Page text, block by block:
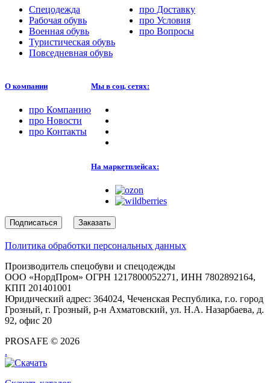
Спецодежда
Рабочая обувь
Военная обувь
Туристическая обувь
Повседневная обувь
про Доставку
про Условия
про Вопросы
О компании
про Компанию
про Новости
про Контакты
Мы в соц. сетях:
На маркетплейсах:
Подписаться Заказать
Политика обработки персональных данных
Производитель спецобуви и спецодежды
ООО «НордПром» ОГРН 1217800052271, ИНН 7802892164,
КПП 201401001
Юридический адрес: 364024, Чеченская Республика, г.о. город
Грозный, г. Грозный, р-н Ахматовский, ул. Н.А. Назарбаева, д.
92, офис 20
PROSAFE © 2026
.